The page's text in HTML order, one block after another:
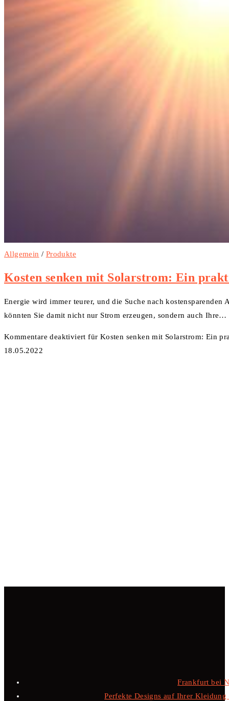
Allgemein / Produkte
Kosten senken mit Solarstrom: Ein
Energie wird immer teurer, und die Suche nach
könnten Sie damit nicht nur Strom erzeugen, sondern auch Ihre…
Kommentare deaktiviert für Kosten senken mit Solarstrom: Ein
18.05.2022
Frankfurt bei
Perfekte Designs auf Ihrer